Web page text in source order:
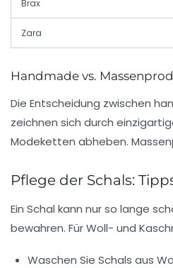
Brax
Zara
Handmade vs.
Die Entscheidung zwischen
zeichnen sich durch
Modeketten abheben.
Pflege der Schals:
Ein Schal kann nur so lange
bewahren. Für Woll- und
Waschen Sie Schals aus